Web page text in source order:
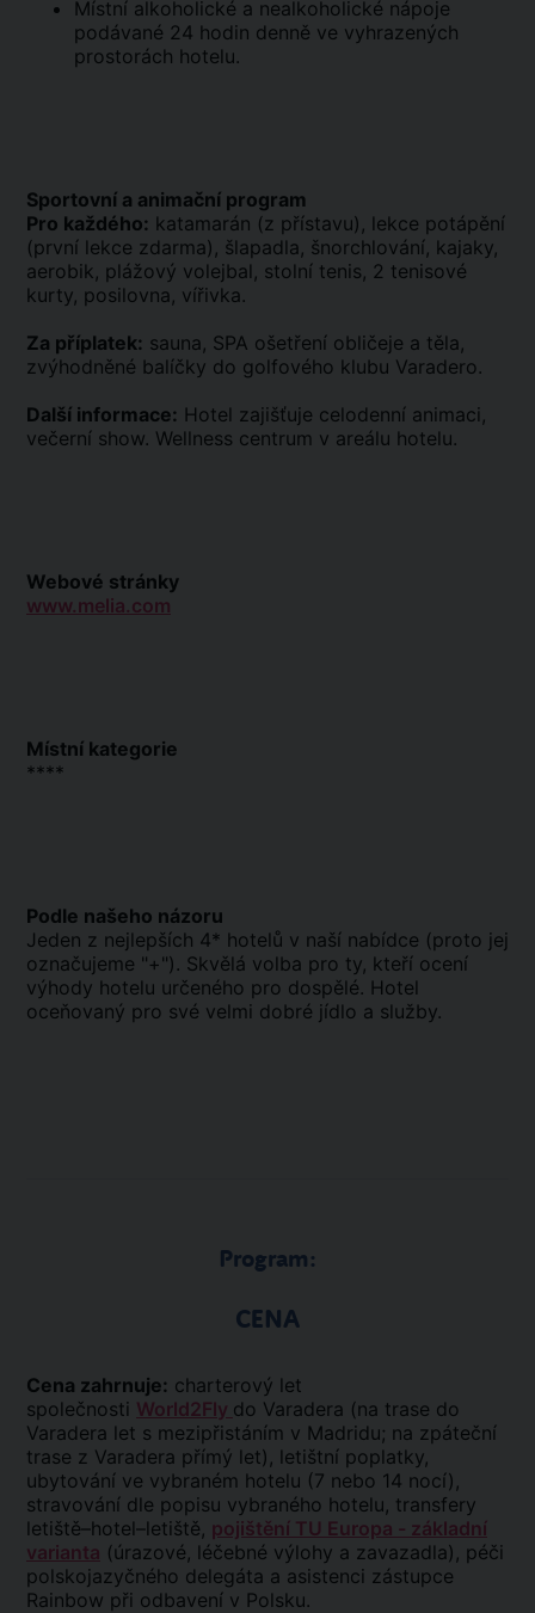
Místní alkoholické a nealkoholické nápoje
podávané 24 hodin denně ve vyhrazených
prostorách hotelu.
Sportovní a animační program
Pro každého: katamarán (z přístavu), lekce potápění
(první lekce zdarma), šlapadla, šnorchlování, kajaky,
aerobik, plážový volejbal, stolní tenis, 2 tenisové
kurty, posilovna, vířivka.
Za příplatek: sauna, SPA ošetření obličeje a těla,
zvýhodněné balíčky do golfového klubu Varadero.
Další informace: Hotel zajišťuje celodenní animaci,
večerní show. Wellness centrum v areálu hotelu.
Webové stránky
www.melia.com
Místní kategorie
****
Podle našeho názoru
Jeden z nejlepších 4* hotelů v naší nabídce (proto jej
označujeme "+"). Skvělá volba pro ty, kteří ocení
výhody hotelu určeného pro dospělé. Hotel
oceňovaný pro své velmi dobré jídlo a služby.
Program:
CENA
Cena zahrnuje: charterový let
společnosti World2Fly do Varadera (na trase do
Varadera let s mezipřistáním v Madridu; na zpáteční
trase z Varadera přímý let), letištní poplatky,
ubytování ve vybraném hotelu (7 nebo 14 nocí),
stravování dle popisu vybraného hotelu, transfery
letiště–hotel–letiště, pojištění TU Europa - základní
varianta (úrazové, léčebné výlohy a zavazadla), péči
polskojazyčného delegáta a asistenci zástupce
Rainbow při odbavení v Polsku.